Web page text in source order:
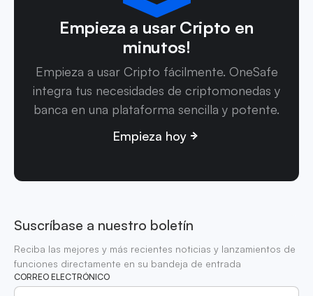
Empieza a usar Cripto en
minutos!
Empieza a usar Cripto fácilmente. OneSafe
integra tus necesidades de criptomonedas y
banca en una plataforma sencilla y potente.
Empieza hoy
Suscríbase a nuestro boletín
Reciba las mejores y más recientes noticias y lanzamientos de
funciones directamente en su bandeja de entrada
CORREO ELECTRÓNICO